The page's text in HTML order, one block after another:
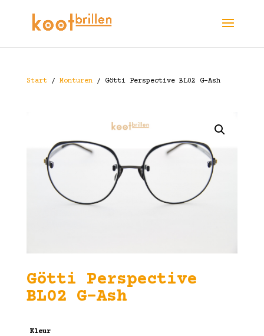
Start/ Monturen/ Götti Perspective BL02 G-Ash
Götti Perspective
BL02 G-Ash
Kleur